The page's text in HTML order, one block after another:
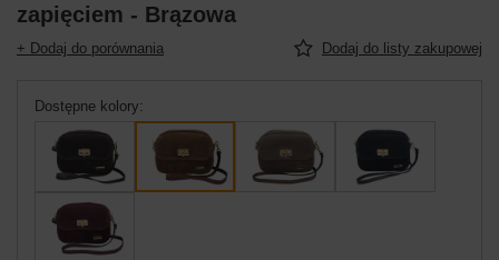
zapięciem - Brązowa
+ Dodaj do porównania Dodaj do listy zakupowej
Dostępne kolory